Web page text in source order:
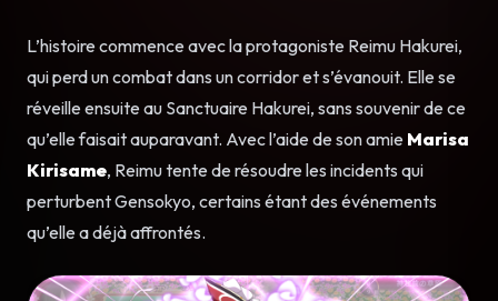
L’histoire commence avec la protagoniste Reimu Hakurei,
qui perd un combat dans un corridor et s’évanouit. Elle se
réveille ensuite au Sanctuaire Hakurei, sans souvenir de ce
qu’elle faisait auparavant. Avec l’aide de son amie Marisa
Kirisame, Reimu tente de résoudre les incidents qui
perturbent Gensokyo, certains étant des événements
qu’elle a déjà affrontés.